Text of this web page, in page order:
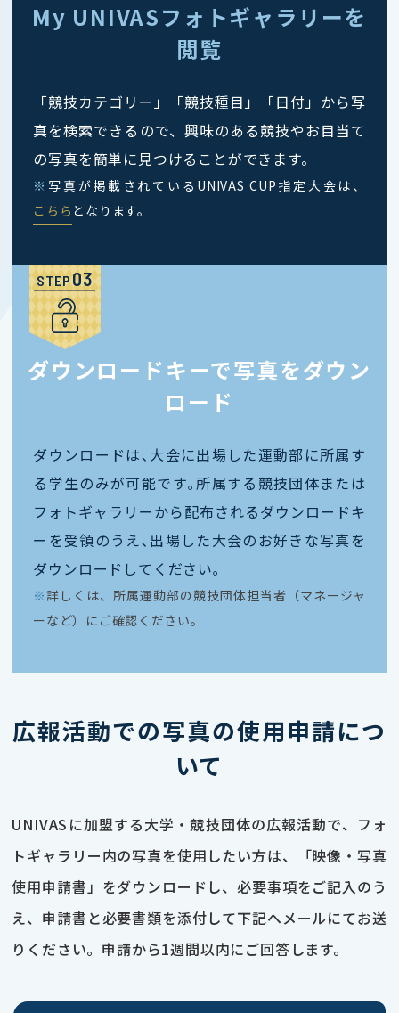
My UNIVASフォトギャラリーを
閲覧
「競技カテゴリー」「競技種目」「日付」から写
真を検索できるので、興味のある競技やお目当て
の写真を簡単に見つけることができます。
※ 写真が掲載されているUNIVAS CUP指定大会は、
こちら となります。
STEP
ダウンロードキーで写真をダウン
ロード
ダウンロードは､大会に出場した運動部に所属す
る学生のみが可能です｡所属する競技団体または
フォトギャラリーから配布されるダウンロードキ
ーを受領のうえ､出場した大会のお好きな写真を
ダウンロードしてください｡
※ 詳しくは、所属運動部の競技団体担当者（マネージャ
ーなど）にご確認ください。
広報活動での写真の使用申請につ
いて
UNIVASに加盟する大学・競技団体の広報活動で、フォ
トギャラリー内の写真を使用したい方は、「映像・写真
使用申請書」をダウンロードし、必要事項をご記入のう
え、申請書と必要書類を添付して下記へメールにてお送
りください。申請から1週間以内にご回答します。